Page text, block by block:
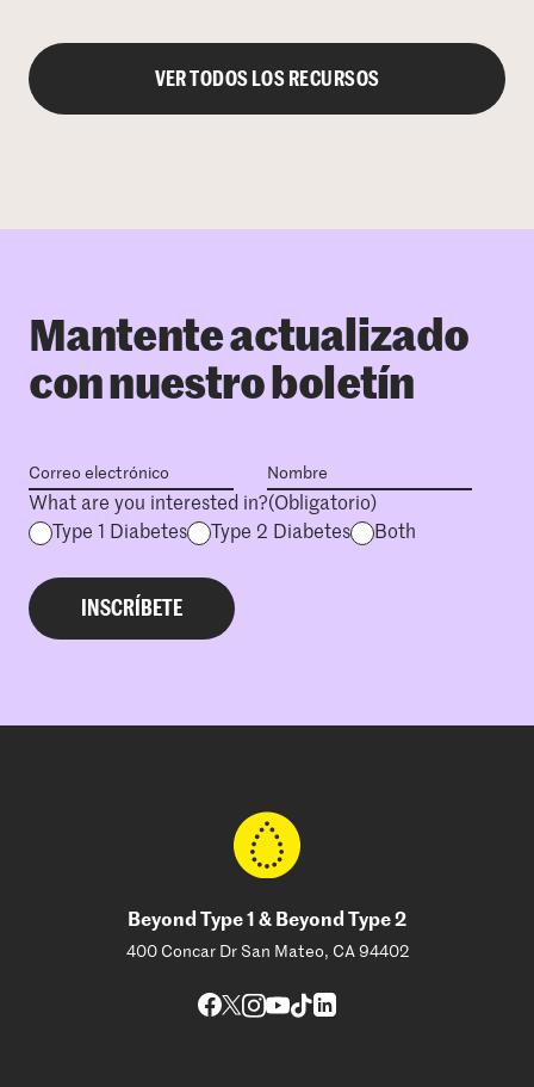
VER TODOS LOS RECURSOS
Mantente actualizado
con nuestro boletín
What are you interested in?(Obligatorio)
Type 1 Diabetes
Type 2 Diabetes Both
Beyond Type 1 & Beyond Type 2
400 Concar Dr San Mateo, CA 94402